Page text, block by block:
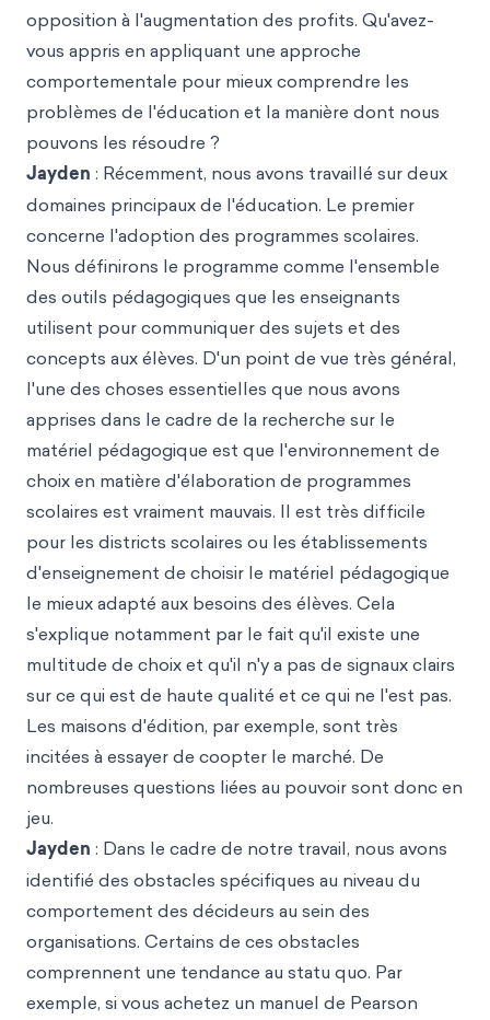
opposition à l'augmentation des profits. Qu'avez-
vous appris en appliquant une approche
comportementale pour mieux comprendre les
problèmes de l'éducation et la manière dont nous
pouvons les résoudre ?
Jayden : Récemment, nous avons travaillé sur deux
domaines principaux de l'éducation. Le premier
concerne l'adoption des programmes scolaires.
Nous définirons le programme comme l'ensemble
des outils pédagogiques que les enseignants
utilisent pour communiquer des sujets et des
concepts aux élèves. D'un point de vue très général,
l'une des choses essentielles que nous avons
apprises dans le cadre de la recherche sur le
matériel pédagogique est que l'environnement de
choix en matière d'élaboration de programmes
scolaires est vraiment mauvais. Il est très difficile
pour les districts scolaires ou les établissements
d'enseignement de choisir le matériel pédagogique
le mieux adapté aux besoins des élèves. Cela
s'explique notamment par le fait qu'il existe une
multitude de choix et qu'il n'y a pas de signaux clairs
sur ce qui est de haute qualité et ce qui ne l'est pas.
Les maisons d'édition, par exemple, sont très
incitées à essayer de coopter le marché. De
nombreuses questions liées au pouvoir sont donc en
jeu.
Jayden : Dans le cadre de notre travail, nous avons
identifié des obstacles spécifiques au niveau du
comportement des décideurs au sein des
organisations. Certains de ces obstacles
comprennent une tendance au statu quo. Par
exemple, si vous achetez un manuel de Pearson